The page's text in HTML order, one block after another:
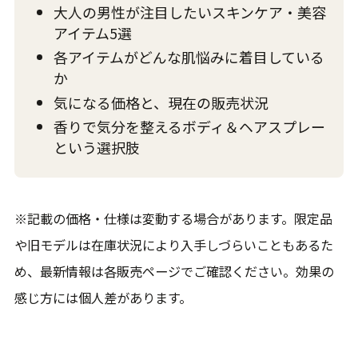
大人の男性が注目したいスキンケア・美容
アイテム5選
各アイテムがどんな肌悩みに着目している
か
気になる価格と、現在の販売状況
香りで気分を整えるボディ＆ヘアスプレー
という選択肢
※記載の価格・仕様は変動する場合があります。限定品
や旧モデルは在庫状況により入手しづらいこともあるた
め、最新情報は各販売ページでご確認ください。効果の
感じ方には個人差があります。